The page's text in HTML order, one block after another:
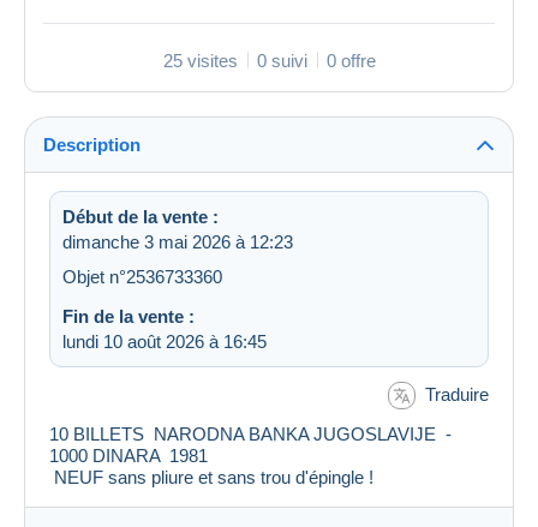
25 visites 0 suivi 0 offre
Description
Début de la vente :
dimanche 3 mai 2026 à 12:23
Objet n°2536733360
Fin de la vente :
lundi 10 août 2026 à 16:45
Traduire
10 BILLETS NARODNA BANKA JUGOSLAVIJE -
1000 DINARA 1981
NEUF sans pliure et sans trou d'épingle !